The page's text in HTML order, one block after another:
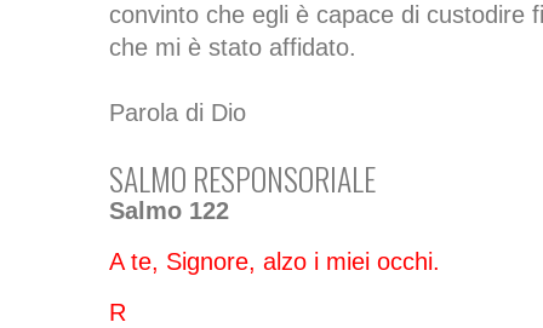
convinto che egli è capace di custodire
che mi è stato affidato.
Parola di Dio
SALMO RESPONSORIALE
Salmo 122
A te, Signore, alzo i miei occhi.
R